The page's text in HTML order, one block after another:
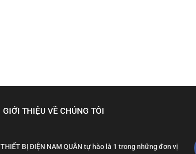
GIỚI THIỆU VỀ CHÚNG TÔI
THIẾT BỊ ĐIỆN NAM QUÂN tự hào là 1 trong những đơn vị